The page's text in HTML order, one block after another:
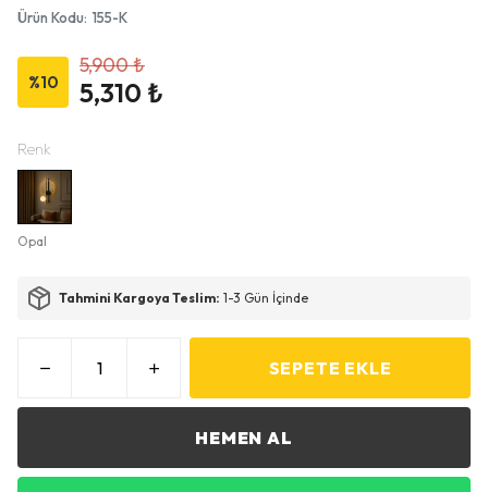
Ürün Kodu: 155-K
%10
5,900 ₺
5,310 ₺
Renk
Opal
Tahmini Kargoya Teslim: 1-3 Gün İçinde
SEPETE EKLE
HEMEN AL